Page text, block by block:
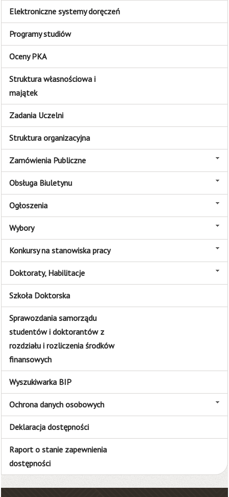
Elektroniczne systemy doręczeń
Programy studiów
Oceny PKA
Struktura własnościowa i
majątek
Zadania Uczelni
Struktura organizacyjna
Zamówienia Publiczne
Obsługa Biuletynu
Ogłoszenia
Wybory
Konkursy na stanowiska pracy
Doktoraty, Habilitacje
Szkoła Doktorska
Sprawozdania samorządu
studentów i doktorantów z
rozdziału i rozliczenia środków
finansowych
Wyszukiwarka BIP
Ochrona danych osobowych
Deklaracja dostępności
Raport o stanie zapewnienia
dostępności